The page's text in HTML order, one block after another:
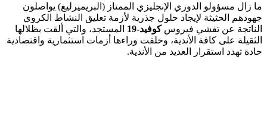
ما زال مسؤولو الدوري الإنجليزي الممتاز (البريميرليغ) يواصلون
جهودهم الحثيثة لإيجاد حلول جذرية لأزمة تعليق النشاط الكروي
الناتجة عن تفشي فيروسكوفيد-19
المستجد، والتي ألقت بظلالها
الثقيلة على كافة الأندية، وخلفت وراءها أزمات استثمارية واقتصادية
حادة تهدد استقرار العديد من الأندية.